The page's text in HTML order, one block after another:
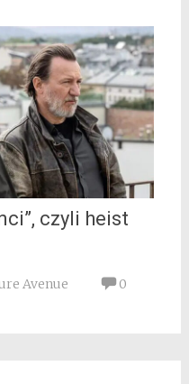
czyli heist
Avenue
0